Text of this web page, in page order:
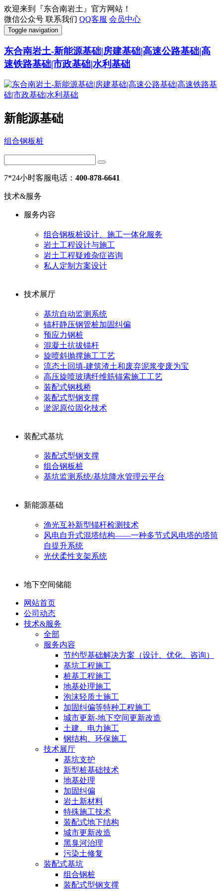
欢迎来到『东合南岩土』官方网站！
微信公众号 联系我们 QQ客服 会员中心
Toggle navigation
东合南岩土-新能源基础|房建基础|高速公路基础|高
速铁路基础|市政基础|水利基础
新能源基础
组合钢板桩
7*24小时客服电话： 400-878-6641
技术&服务
服务内容
组合钢板桩设计、施工一体化服务
岩土工程设计与施工
岩土工程疑难杂症咨询
私人定制方案设计
技术展厅
基坑自动监测系统
锚杆静压钢管桩加固纠偏
预应力钢桩
混凝土抗拔锚杆
旋喷斜抛撑施工工艺
流态土回填-建筑渣土和废弃泥浆变废为宝
高压旋喷玻璃纤维筋锚索施工工艺
装配式钢栈桥
装配式型钢支撑
淤泥原位固化技术
装配式基坑
装配式型钢支撑
组合钢板桩
基坑监测系统/基坑降水管理云平台
新能源基础
渔光互补新型锚杆检测技术
风电自升式混塔结构——一种多节式风电塔的塔筒
自提升系统
光伏柔性支架系统
地下空间储能
网站首页
公司动态
技术&服务
全部
服务内容
节约型基础解决方案（设计、优化、咨询）
基坑工程施工
桩基工程施工
地基处理施工
泡沫轻质土施工
加固纠偏等特种工程施工
城市更新-地下空间更新改造
土建、电力施工
钢结构、环保施工
技术展厅
基坑支护
新型桩基础技术
地基处理
加固纠偏
岩土新材料
特殊施工技术
装配式地下结构
城市更新改造
黑臭河治理
污染土修复
装配式基坑
组合钢桩
装配式型钢支撑